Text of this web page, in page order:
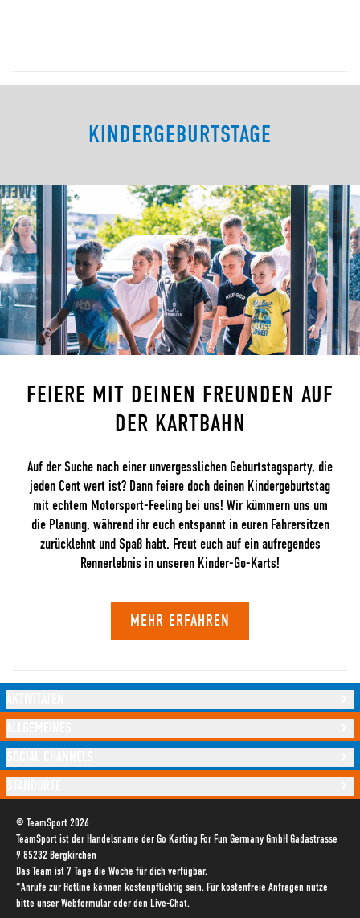
KINDERGEBURTSTAGE
FEIERE MIT DEINEN FREUNDEN AUF
DER KARTBAHN
Auf der Suche nach einer unvergesslichen Geburtstagsparty, die
jeden Cent wert ist? Dann feiere doch deinen Kindergeburtstag
mit echtem Motorsport-Feeling bei uns! Wir kümmern uns um
die Planung, während ihr euch entspannt in euren Fahrersitzen
zurücklehnt und Spaß habt. Freut euch auf ein aufregendes
Rennerlebnis in unseren Kinder-Go-Karts!
MEHR ERFAHREN
© TeamSport 2026
TeamSport ist der Handelsname der Go Karting For Fun Germany GmbH Gadastrasse
9 85232 Bergkirchen
Das Team ist 7 Tage die Woche für dich verfügbar.
*Anrufe zur Hotline können kostenpflichtig sein. Für kostenfreie Anfragen nutze
bitte unser Webformular oder den Live-Chat.